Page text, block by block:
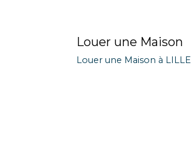
Louer une Maison
Louer une Maison à LILLE